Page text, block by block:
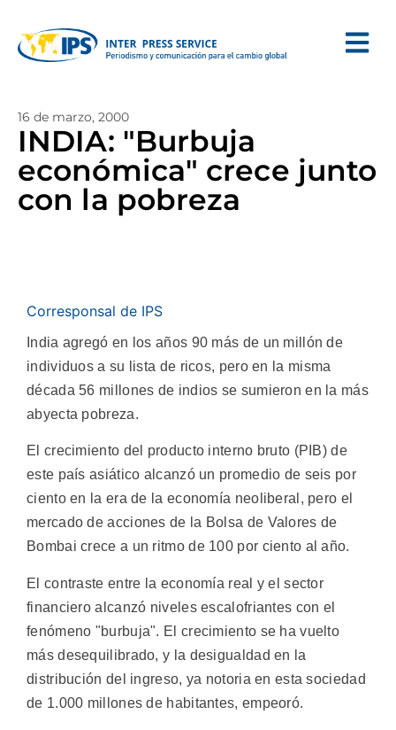
16 de marzo, 2000
INDIA: "Burbuja
económica" crece junto
con la pobreza
Corresponsal de IPS
India agregó en los años 90 más de un millón de
individuos a su lista de ricos, pero en la misma
década 56 millones de indios se sumieron en la más
abyecta pobreza.
El crecimiento del producto interno bruto (PIB) de
este país asiático alcanzó un promedio de seis por
ciento en la era de la economía neoliberal, pero el
mercado de acciones de la Bolsa de Valores de
Bombai crece a un ritmo de 100 por ciento al año.
El contraste entre la economía real y el sector
financiero alcanzó niveles escalofriantes con el
fenómeno "burbuja". El crecimiento se ha vuelto
más desequilibrado, y la desigualdad en la
distribución del ingreso, ya notoria en esta sociedad
de 1.000 millones de habitantes, empeoró.